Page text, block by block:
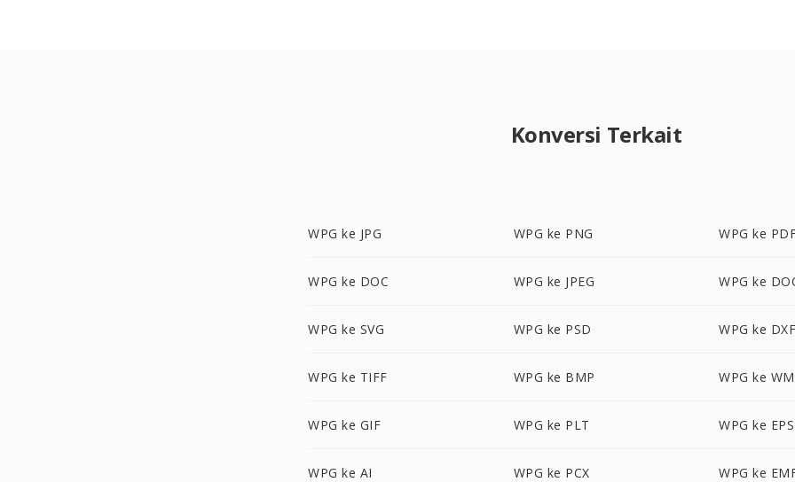
Konversi Terkait
WPG ke JPG WPG ke PNG WPG ke
WPG ke DOC WPG ke JPEG WPG ke
WPG ke SVG WPG ke PSD WPG ke DXF
WPG ke TIFF WPG ke BMP WPG ke
WPG ke GIF WPG ke PLT WPG ke EPS
WPG ke AI WPG ke PCX WPG ke